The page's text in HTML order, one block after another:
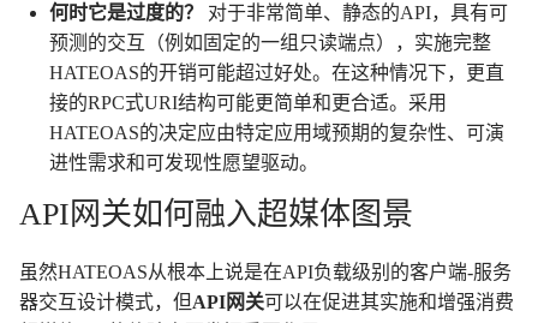
何时它是过度的？
对于非常简单、静态的API，具有可
预测的交互（例如固定的一组只读端点），实施完整
HATEOAS的开销可能超过好处。在这种情况下，更直
接的RPC式URI结构可能更简单和更合适。采用
HATEOAS的决定应由特定应用域预期的复杂性、可演
进性需求和可发现性愿望驱动。
API网关如何融入超媒体图景
虽然HATEOAS从根本上说是在API负载级别的客户端-服务
器交互设计模式，但API网关可以在促进其实施和增强消费